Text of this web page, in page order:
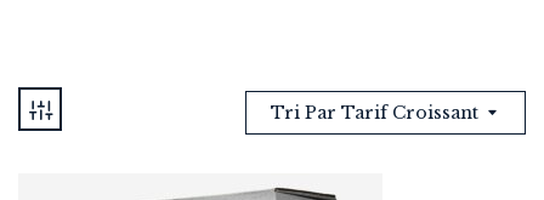
Tri Par Tarif Croissant